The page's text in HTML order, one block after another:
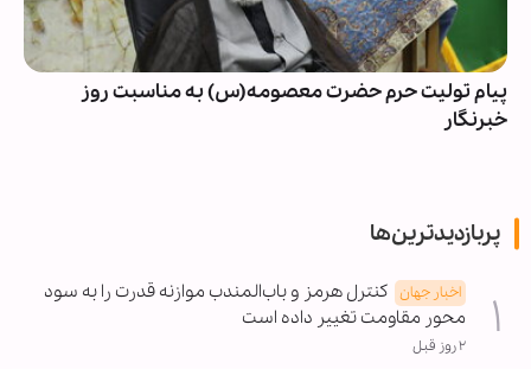
پیام تولیت حرم حضرت معصومه(س) به مناسبت روز
خبرنگار
پربازدیدترین‌ها
اخبار جهان کنترل هرمز و باب‌المندب موازنه قدرت را به سود
محور مقاومت تغییر داده است
۲ روز قبل